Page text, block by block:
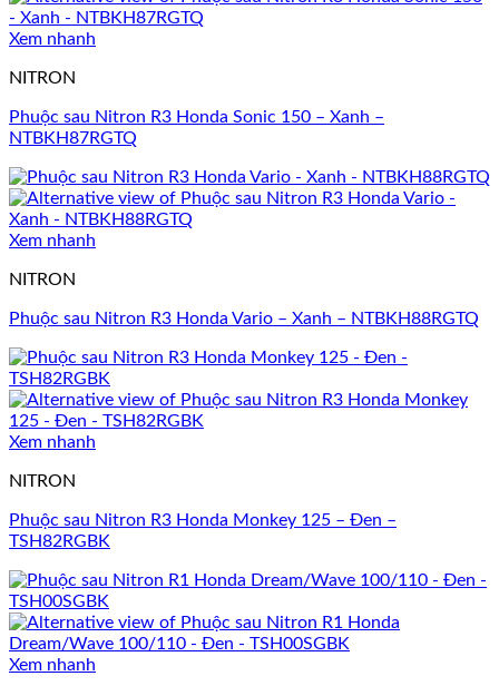
Xem nhanh
NITRON
Phuộc sau Nitron R3 Honda Sonic 150 – Xanh –
NTBKH87RGTQ
Xem nhanh
NITRON
Phuộc sau Nitron R3 Honda Vario – Xanh – NTBKH88RGTQ
Xem nhanh
NITRON
Phuộc sau Nitron R3 Honda Monkey 125 – Đen –
TSH82RGBK
Xem nhanh